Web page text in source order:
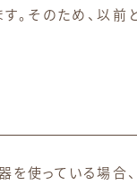
。そのため、以前
使っている場合